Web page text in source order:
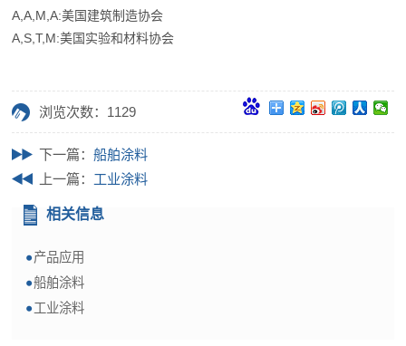
A,A,M,A:美国建筑制造协会
A,S,T,M:美国实验和材料协会
浏览次数：1129
下一篇：船舶涂料
上一篇： 工业涂料
相关信息
产品应用
船舶涂料
工业涂料